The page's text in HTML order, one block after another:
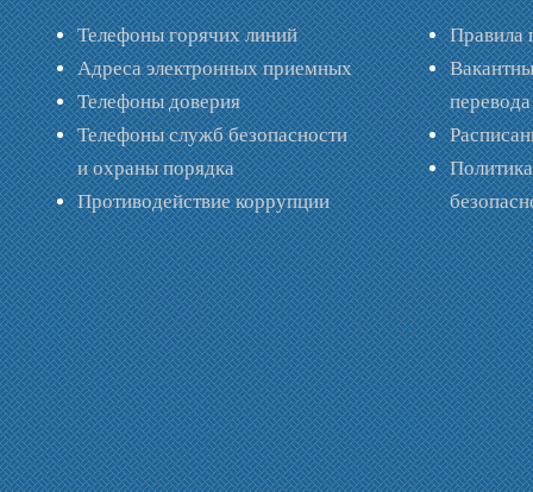
Телефоны горячих линий
Адреса электронных приемных
Телефоны доверия
Телефоны служб безопасности
и охраны порядка
Противодействие коррупции
Правила
перевода